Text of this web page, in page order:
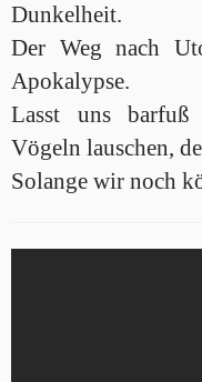
Dunkelheit.
Der Weg nach
Apokalypse.
Lasst uns barfuß
Vögeln lauschen,
Solange wir noch